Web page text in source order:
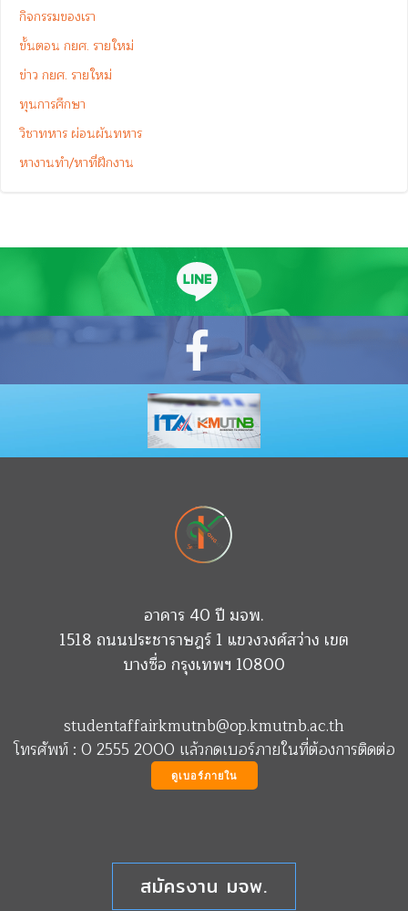
กิจกรรมของเรา
ขั้นตอน กยศ. รายใหม่
ข่าว กยศ. รายใหม่
ทุนการศึกษา
วิชาทหาร ผ่อนผันทหาร
หางานทำ/หาที่ฝึกงาน
อาคาร 40 ปี มจพ.
1518 ถนนประชาราษฎร์ 1 แขวงวงศ์สว่าง เขต
บางซื่อ กรุงเทพฯ 10800
studentaffairkmutnb@op.kmutnb.ac.th
โทรศัพท์ : 0 2555 2000 แล้วกดเบอร์ภายในที่ต้องการติดต่อ
ดูเบอร์ภายใน
สมัครงาน มจพ.